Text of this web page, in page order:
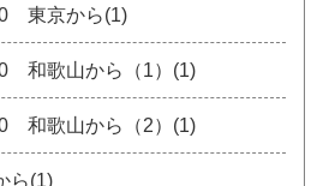
東京から(1)
和歌山から（1）(1)
和歌山から（2）(1)
ら(1)